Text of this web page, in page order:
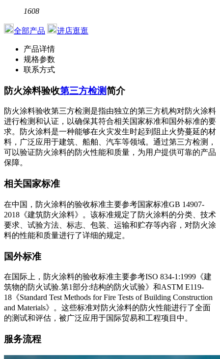
1608
全部产品 进店逛逛
产品详情
规格参数
联系方式
防火涂料验收第三方检测简介
防火涂料验收第三方检测是指由独立的第三方机构对防火涂料
进行检测和认证，以确保其符合相关国家标准和国外标准的要
求。防火涂料是一种能够在火灾发生时起到阻止火势蔓延的材
料，广泛应用于建筑、船舶、汽车等领域。通过第三方检测，
可以验证防火涂料的防火性能和质量，为用户提供可靠的产品
保障。
相关国家标准
在中国，防火涂料的验收标准主要参考国家标准GB 14907-
2018《建筑防火涂料》。该标准规定了防火涂料的分类、技术
要求、试验方法、标志、包装、运输和贮存等内容，对防火涂
料的性能和质量进行了详细的规定。
国外标准
在国际上，防火涂料的验收标准主要参考ISO 834-1:1999《建
筑物的防火试验.第1部分:结构的防火试验》和ASTM E119-
18《Standard Test Methods for Fire Tests of Building Construction
and Materials》。这些标准对防火涂料的防火性能进行了全面
的测试和评估，被广泛应用于国际贸易和工程项目中。
服务流程